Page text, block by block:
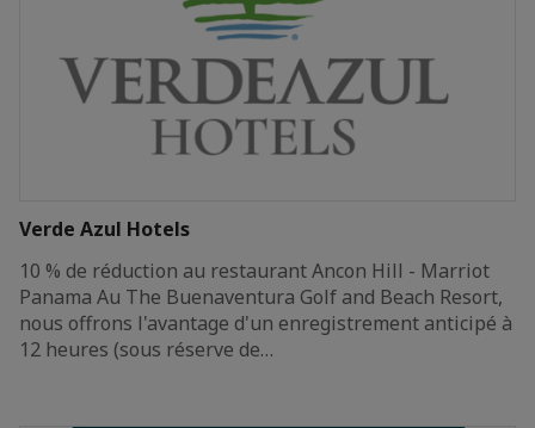
Verde Azul Hotels
10 % de réduction au restaurant Ancon Hill - Marriot
Panama Au The Buenaventura Golf and Beach Resort,
nous offrons l'avantage d'un enregistrement anticipé à
12 heures (sous réserve de…